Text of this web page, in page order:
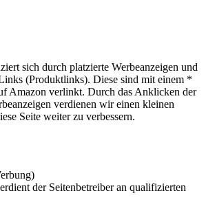
sich durch platzierte Werbeanzeigen und
(Produktlinks). Diese sind mit einem *
Amazon verlinkt. Durch das Anklicken der
verdienen wir einen kleinen
Seite weiter zu verbessern.
der Seitenbetreiber an qualifizierten